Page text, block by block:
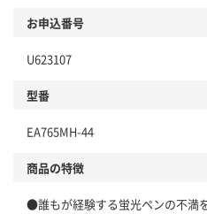
お申込番号
U623107
型番
EA765MH-44
商品の特徴
●誰もが経験する蛍光ペンの不満